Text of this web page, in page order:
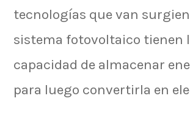
tecnologías que van
sistema fotovoltaico tienen
capacidad de almacenar
para luego convertirla en